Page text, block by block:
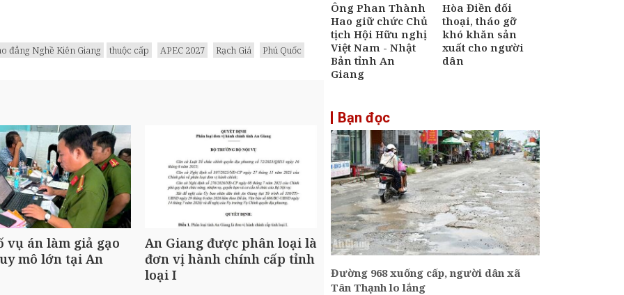
đẳng Nghề Kiên Giang thuộc cấp APEC 2027 Rạch Giá Phú Quốc
vụ án làm giả gạo
mô lớn tại An
An Giang được phân loại là
đơn vị hành chính cấp tỉnh
loại I
Ông Phan Thành
Hao giữ chức Chủ
tịch Hội Hữu nghị
Việt Nam - Nhật
Bản tỉnh An
Giang
Hòa Điền đối
thoại, tháo gỡ
khó khăn sản
xuất cho người
dân
Bạn đọc
Đường 968 xuống cấp, người dân xã
Tân Thạnh lo lắng